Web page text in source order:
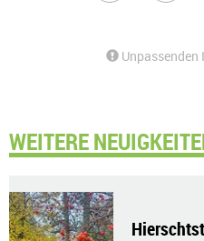
Unpassenden
WEITERE